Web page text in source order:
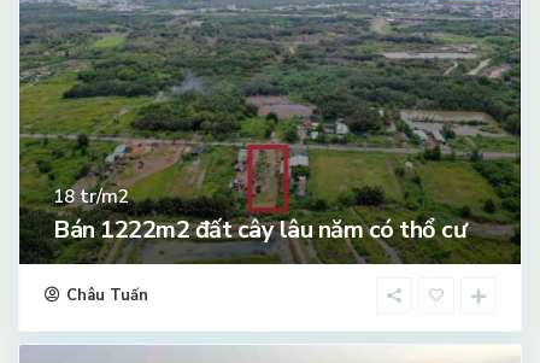
18 tr/m2
Bán 1222m2 đất cây lâu năm có thổ cư
Châu Tuấn